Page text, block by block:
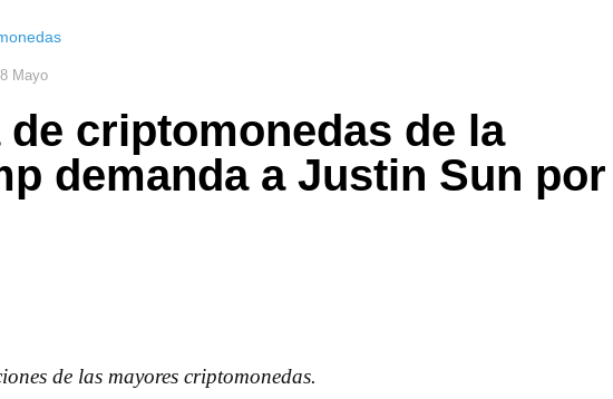
8 Mayo
de criptomonedas de la
demanda a Justin Sun por
de las mayores criptomonedas.